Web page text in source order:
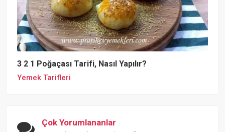
3 2 1 Poğaçası Tarifi, Nasıl Yapılır?
Yemek Tarifleri
Çok Yorumlananlar